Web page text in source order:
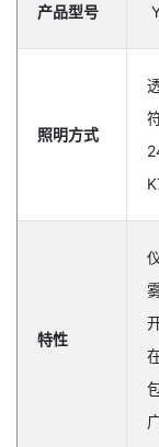
产品型号
照明方式
特性